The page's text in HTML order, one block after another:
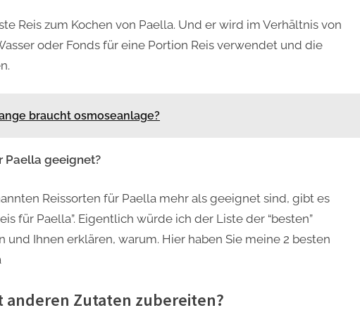
Reis zum Kochen von Paella. Und er wird im Verhältnis von
oder Fonds für eine Portion Reis verwendet und die
braucht osmoseanlage?
Paella geeignet?
Reissorten für Paella mehr als geeignet sind, gibt es
für Paella”. Eigentlich würde ich der Liste der “besten”
und Ihnen erklären, warum. Hier haben Sie meine 2 besten
anderen Zutaten zubereiten?